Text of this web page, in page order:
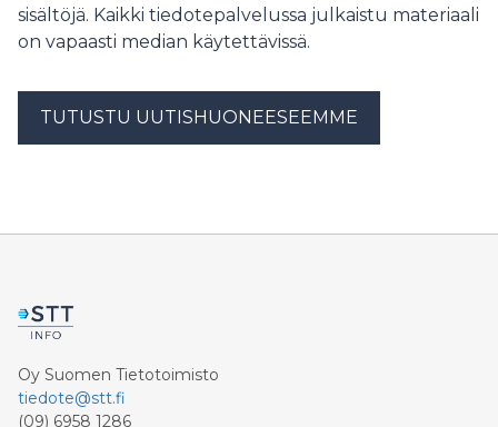
sisältöjä. Kaikki tiedotepalvelussa julkaistu materiaali
on vapaasti median käytettävissä.
TUTUSTU UUTISHUONEESEEMME
Oy Suomen Tietotoimisto
tiedote@stt.fi
(09) 6958 1286